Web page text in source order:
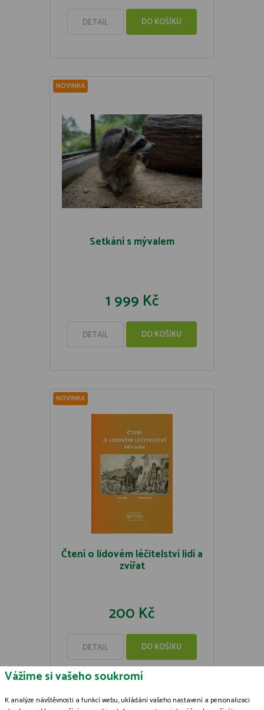
DETAIL DO KOŠÍKU
NOVINKA
Setkání s mývalem
1 999 Kč
DETAIL DO KOŠÍKU
NOVINKA
Čtení o lidovém léčitelství lidí a
zvířat
200 Kč
DETAIL DO KOŠÍKU
Vážíme si vašeho soukromí
K analýze návštěvnosti a funkcí webu, ukládání vašeho nastavení a personalizaci